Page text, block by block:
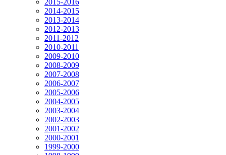
2015-2016
2014-2015
2013-2014
2012-2013
2011-2012
2010-2011
2009-2010
2008-2009
2007-2008
2006-2007
2005-2006
2004-2005
2003-2004
2002-2003
2001-2002
2000-2001
1999-2000